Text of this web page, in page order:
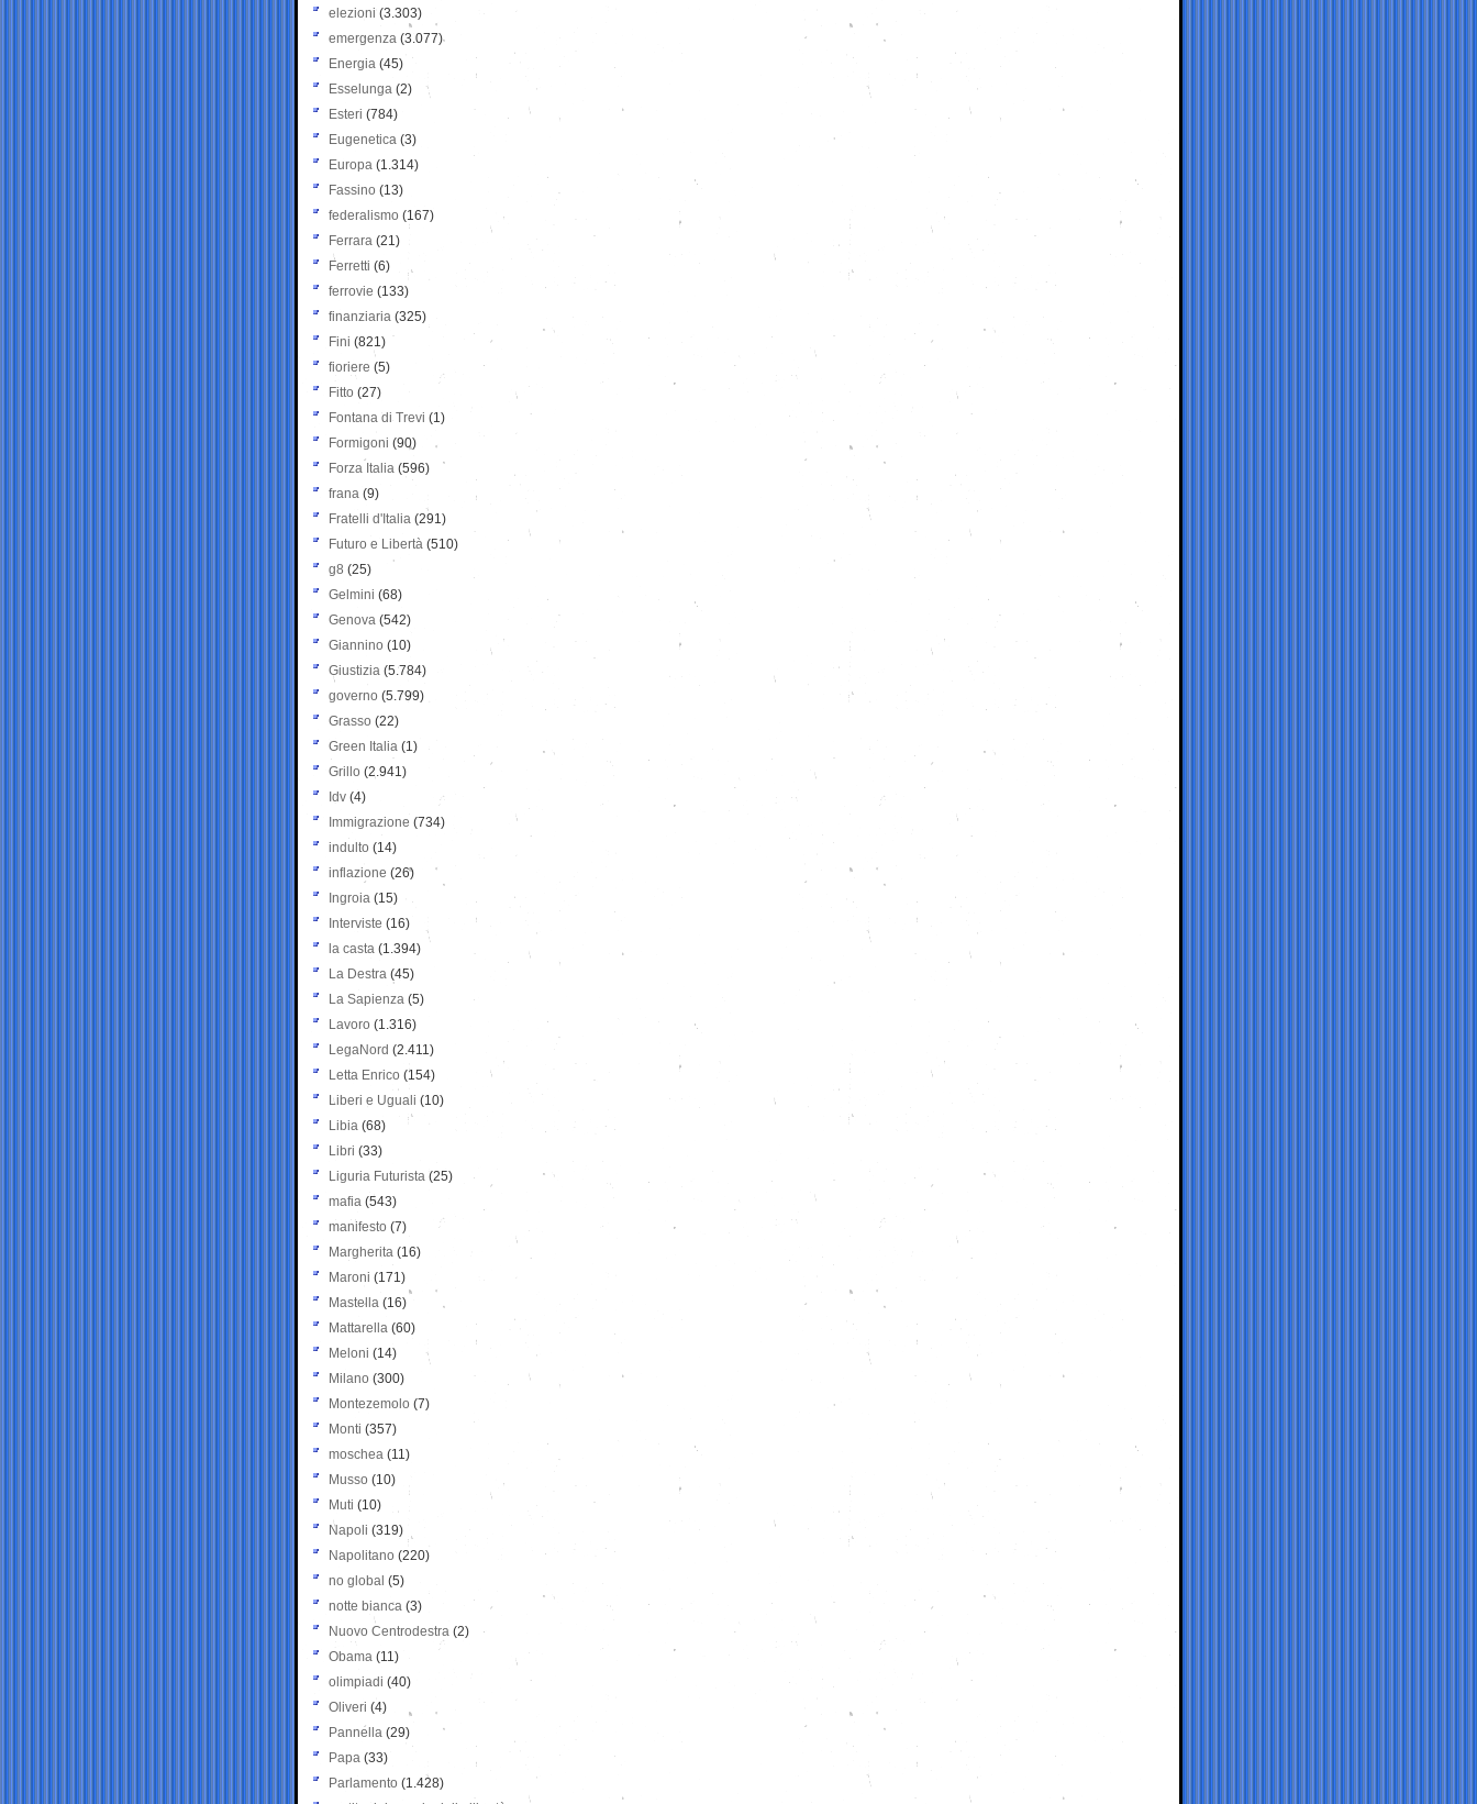
elezioni (3.303)
emergenza (3.077)
Energia (45)
Esselunga (2)
Esteri (784)
Eugenetica (3)
Europa (1.314)
Fassino (13)
federalismo (167)
Ferrara (21)
Ferretti (6)
ferrovie (133)
finanziaria (325)
Fini (821)
fioriere (5)
Fitto (27)
Fontana di Trevi (1)
Formigoni (90)
Forza Italia (596)
frana (9)
Fratelli d'Italia (291)
Futuro e Libertà (510)
g8 (25)
Gelmini (68)
Genova (542)
Giannino (10)
Giustizia (5.784)
governo (5.799)
Grasso (22)
Green Italia (1)
Grillo (2.941)
Idv (4)
Immigrazione (734)
indulto (14)
inflazione (26)
Ingroia (15)
Interviste (16)
la casta (1.394)
La Destra (45)
La Sapienza (5)
Lavoro (1.316)
LegaNord (2.411)
Letta Enrico (154)
Liberi e Uguali (10)
Libia (68)
Libri (33)
Liguria Futurista (25)
mafia (543)
manifesto (7)
Margherita (16)
Maroni (171)
Mastella (16)
Mattarella (60)
Meloni (14)
Milano (300)
Montezemolo (7)
Monti (357)
moschea (11)
Musso (10)
Muti (10)
Napoli (319)
Napolitano (220)
no global (5)
notte bianca (3)
Nuovo Centrodestra (2)
Obama (11)
olimpiadi (40)
Oliveri (4)
Pannella (29)
Papa (33)
Parlamento (1.428)